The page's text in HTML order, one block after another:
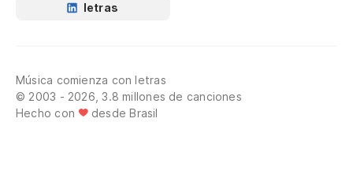
letras
Música comienza con letras
© 2003 - 2026, 3.8 millones de canciones
Hecho con
desde Brasil